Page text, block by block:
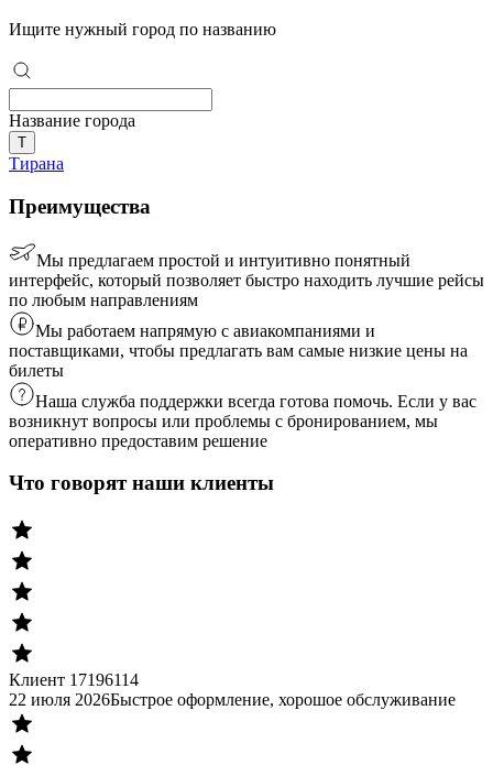
Ищите нужный город по названию
Название города
Т
Тирана
Преимущества
Мы предлагаем простой и интуитивно понятный
интерфейс, который позволяет быстро находить лучшие рейсы
по любым направлениям
Мы работаем напрямую с авиакомпаниями и
поставщиками, чтобы предлагать вам самые низкие цены на
билеты
Наша служба поддержки всегда готова помочь. Если у вас
возникнут вопросы или проблемы с бронированием, мы
оперативно предоставим решение
Что говорят наши клиенты
Клиент 17196114
22 июля 2026Быстрое оформление, хорошое обслуживание